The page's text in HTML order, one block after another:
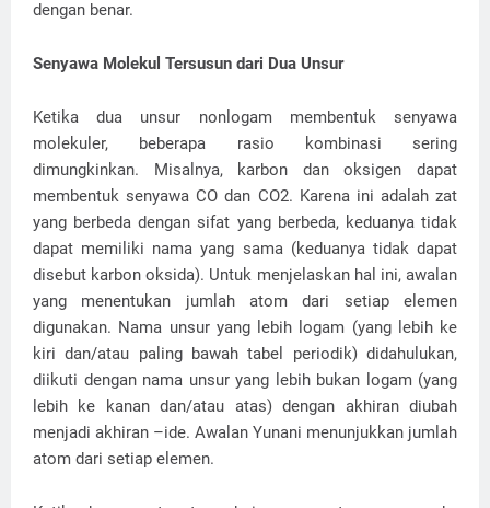
dengan benar.
Senyawa Molekul Tersusun dari Dua Unsur
Ketika dua unsur nonlogam membentuk senyawa
molekuler, beberapa rasio kombinasi sering
dimungkinkan. Misalnya, karbon dan oksigen dapat
membentuk senyawa CO dan CO2. Karena ini adalah zat
yang berbeda dengan sifat yang berbeda, keduanya tidak
dapat memiliki nama yang sama (keduanya tidak dapat
disebut karbon oksida). Untuk menjelaskan hal ini, awalan
yang menentukan jumlah atom dari setiap elemen
digunakan. Nama unsur yang lebih logam (yang lebih ke
kiri dan/atau paling bawah tabel periodik) didahulukan,
diikuti dengan nama unsur yang lebih bukan logam (yang
lebih ke kanan dan/atau atas) dengan akhiran diubah
menjadi akhiran –ide. Awalan Yunani menunjukkan jumlah
atom dari setiap elemen.